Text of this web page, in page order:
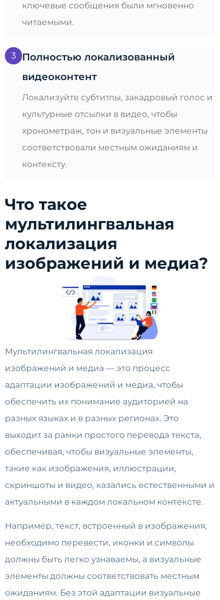
ключевые сообщения были мгновенно
читаемыми.
3
Полностью локализованный
видеоконтент
Локализуйте субтитлы, закадровый голос и
культурные отсылки в видео, чтобы
хронометраж, тон и визуальные элементы
соответствовали местным ожиданиям и
контексту.
Что такое
мультилингвальная
локализация
изображений и медиа?
Мультилингвальная локализация
изображений и медиа — это процесс
адаптации изображений и медиа, чтобы
обеспечить их понимание аудиторией на
разных языках и в разных регионах. Это
выходит за рамки простого перевода текста,
обеспечивая, чтобы визуальные элементы,
такие как изображения, иллюстрации,
скриншоты и видео, казались естественными и
актуальными в каждом локальном контексте.
Например, текст, встроенный в изображения,
необходимо перевести, иконки и символы
должны быть легко узнаваемы, а визуальные
элементы должны соответствовать местным
ожиданиям. Без этой адаптации визуальные